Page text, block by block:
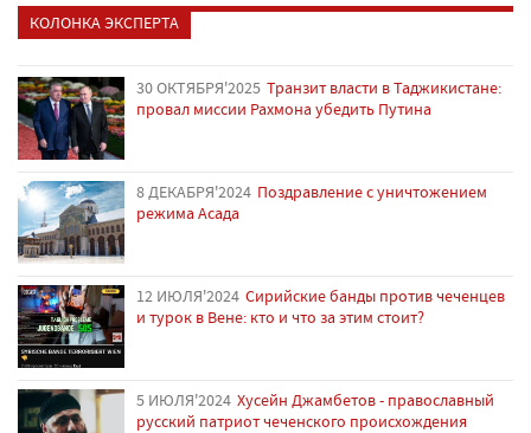
КОЛОНКА ЭКСПЕРТА
30 ОКТЯБРЯ'2025 Транзит власти в Таджикистане:
провал миссии Рахмона убедить Путина
8 ДЕКАБРЯ'2024 Поздравление с уничтожением
режима Асада
12 ИЮЛЯ'2024 Сирийские банды против чеченцев
и турок в Вене: кто и что за этим стоит?
5 ИЮЛЯ'2024 Хусейн Джамбетов - православный
русский патриот чеченского происхождения